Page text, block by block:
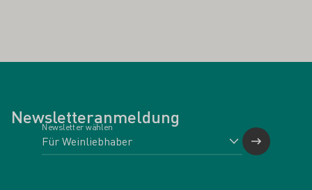
Newsletteranmeldung
Newsletter wählen